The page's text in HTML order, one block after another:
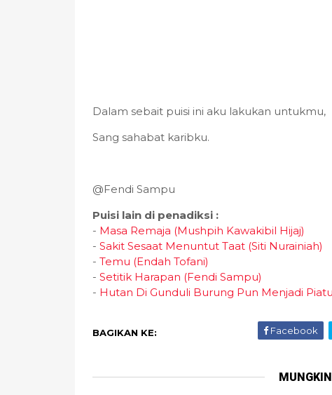
Dalam sebait puisi ini aku lakukan untukmu,
Sang sahabat karibku.
@Fendi Sampu
Puisi lain di penadiksi :
- Masa Remaja (Mushpih Kawakibil Hijaj)
- Sakit Sesaat Menuntut Taat (Siti Nurainiah)
- Temu (Endah Tofani)
- Setitik Harapan (Fendi Sampu)
- Hutan Di Gunduli Burung Pun Menjadi
BAGIKAN KE: Facebook